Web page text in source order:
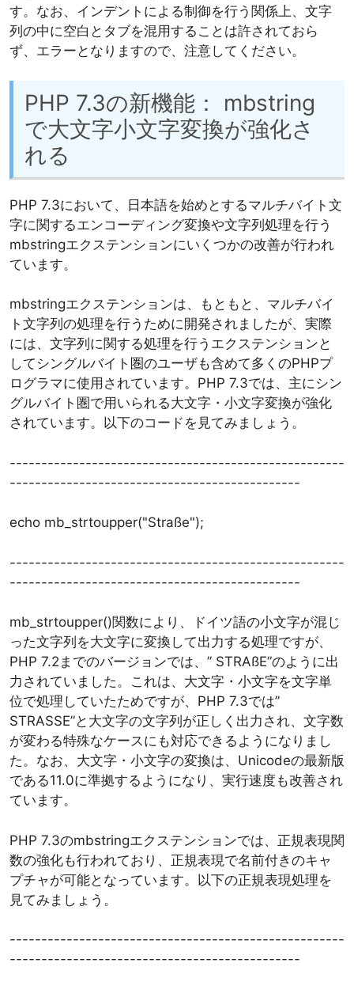
す。なお、インデントによる制御を行う関係上、文字
列の中に空白とタブを混用することは許されておら
ず、エラーとなりますので、注意してください。
PHP 7.3の新機能： mbstring
で大文字小文字変換が強化さ
れる
PHP 7.3において、日本語を始めとするマルチバイト文
字に関するエンコーディング変換や文字列処理を行う
mbstringエクステンションにいくつかの改善が行われ
ています。
mbstringエクステンションは、もともと、マルチバイ
ト文字列の処理を行うために開発されましたが、実際
には、文字列に関する処理を行うエクステンションと
してシングルバイト圏のユーザも含めて多くのPHPプ
ログラマに使用されています。PHP 7.3では、主にシン
グルバイト圏で用いられる大文字・小文字変換が強化
されています。以下のコードを見てみましょう。
-----------------------------------------------------
----------------------------------------------
echo mb_strtoupper("Straße");
-----------------------------------------------------
----------------------------------------------
mb_strtoupper()関数により、ドイツ語の小文字が混じ
った文字列を大文字に変換して出力する処理ですが、
PHP 7.2までのバージョンでは、” STRAßE”のように出
力されていました。これは、大文字・小文字を文字単
位で処理していたためですが、PHP 7.3では”
STRASSE”と大文字の文字列が正しく出力され、文字数
が変わる特殊なケースにも対応できるようになりまし
た。なお、大文字・小文字の変換は、Unicodeの最新版
である11.0に準拠するようになり、実行速度も改善され
ています。
PHP 7.3のmbstringエクステンションでは、正規表現関
数の強化も行われており、正規表現で名前付きのキャ
プチャが可能となっています。以下の正規表現処理を
見てみましょう。
-----------------------------------------------------
----------------------------------------------